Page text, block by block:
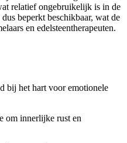
relatief ongebruikelijk is in de
beperkt beschikbaar, wat de
en edelsteentherapeuten.
bij het hart voor emotionele
om innerlijke rust en